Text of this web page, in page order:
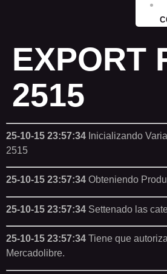
EXPORT
2515
25-10-15 23:57:34 Inicializando
2515
25-10-15 23:57:34 Obteniendo
25-10-15 23:57:34 Settenado las
25-10-15 23:57:34 Tiene que
Mercadolibre.